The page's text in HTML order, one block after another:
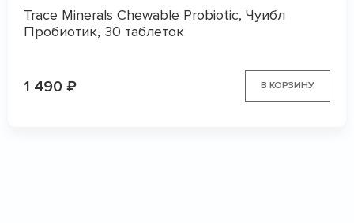
Trace Minerals Chewable Probiotic, Чуибл
Пробиотик, 30 таблеток
1 490 ₽ В КОРЗИНУ